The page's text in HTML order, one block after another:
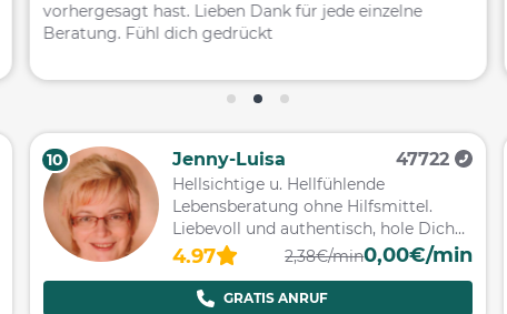
vorhergesagt hast. Lieben Dank für jede einzelne
Beratung. Fühl dich gedrückt
10 Jenny-Luisa 47722
Hellsichtige u. Hellfühlende
Lebensberatung ohne Hilfsmittel.
Liebevoll und authentisch, hole Dich
dort ab, wo Du stehst!
4.97 2,38€/min0,00€/min
GRATIS ANRUF